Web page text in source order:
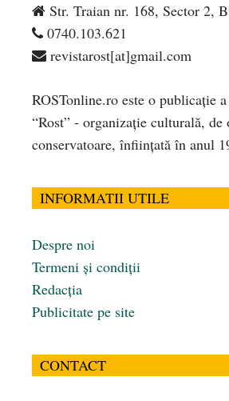
Str. Traian nr. 168, Sector 2,
0740.103.621
revistarost[at]gmail.com
ROSTonline.ro este o publicaţie
“Rost” - organizaţie culturală, de
conservatoare, înfiinţată în anul
INFORMATII UTILE
Despre noi
Termeni și condiții
Redacția
Publicitate pe site
CONTACT